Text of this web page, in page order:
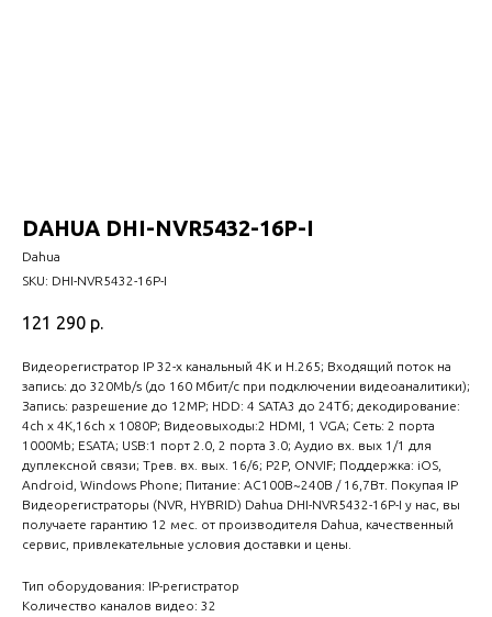
DAHUA DHI-NVR5432-16P-I
Dahua
SKU: DHI-NVR5432-16P-I
121 290 р.
Видеорегистратор IP 32-х канальный 4K и H.265; Входящий поток на
запись: до 320Mb/s (до 160 Мбит/с при подключении видеоаналитики);
Запись: разрешение до 12MP; HDD: 4 SATA3 до 24Тб; декодирование:
4ch х 4K,16ch x 1080P; Видеовыходы:2 HDMI, 1 VGA; Сеть: 2 порта
1000Mb; ESATA; USB:1 порт 2.0, 2 порта 3.0; Аудио вх. вых 1/1 для
дуплексной связи; Трев. вх. вых. 16/6; P2P, ONVIF; Поддержка: iOS,
Android, Windows Phone; Питание: AC100В~240В / 16,7Вт. Покупая IP
Видеорегистраторы (NVR, HYBRID) Dahua DHI-NVR5432-16P-I у нас, вы
получаете гарантию 12 мес. от производителя Dahua, качественный
сервис, привлекательные условия доставки и цены.
Тип оборудования: IP-регистратор
Количество каналов видео: 32